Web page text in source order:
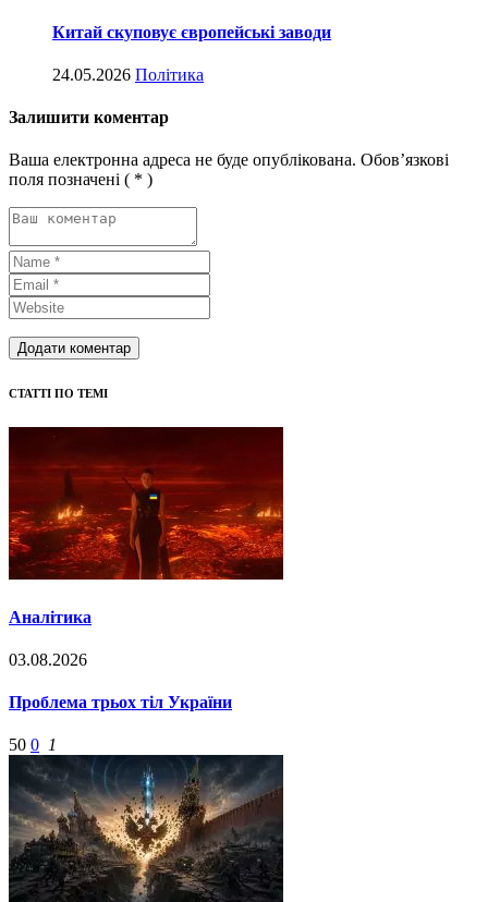
Китай скуповує європейські заводи
24.05.2026 Політика
Залишити коментар
Ваша електронна адреса не буде опублікована. Обов’язкові
поля позначені ( * )
СТАТТІ ПО ТЕМІ
Аналітика
03.08.2026
Проблема трьох тіл України
50 0 1